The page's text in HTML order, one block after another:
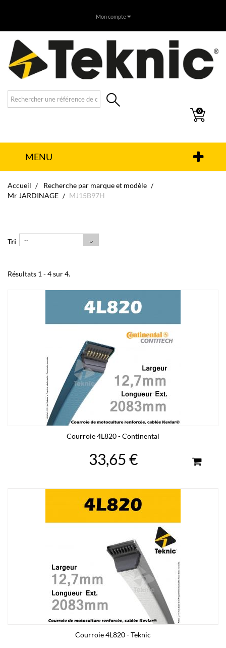
Mon compte
0
MENU
Accueil
Recherche par marque et modèle
Mr JARDINAGE
MJ15B97H
Tri --
Résultats 1 - 4 sur 4.
Courroie 4L820 - Continental
33,65 €
Courroie 4L820 - Teknic